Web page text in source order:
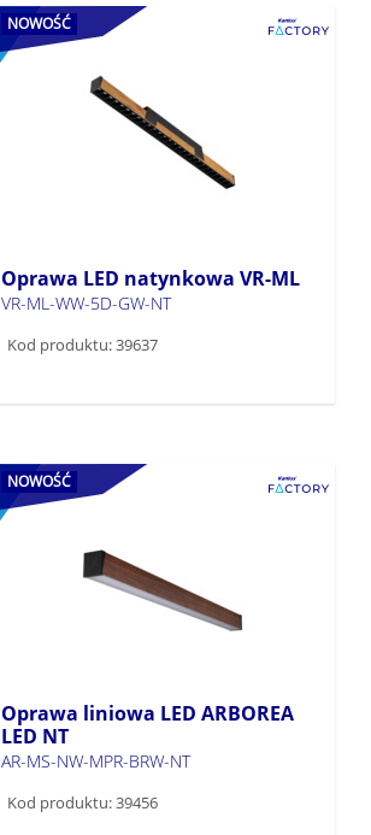
NOWOŚĆ
Oprawa LED natynkowa VR-ML
VR-ML-WW-5D-GW-NT
Kod produktu: 39637
NOWOŚĆ
Oprawa liniowa LED ARBOREA
LED NT
AR-MS-NW-MPR-BRW-NT
Kod produktu: 39456